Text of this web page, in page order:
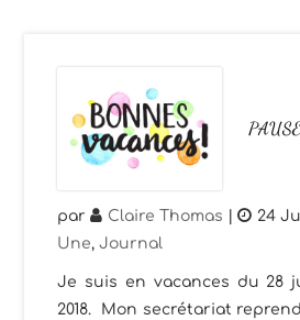
par Claire Thomas | 24
Une,Journal
Je suis en vacances du 28
2018. Mon secrétariat